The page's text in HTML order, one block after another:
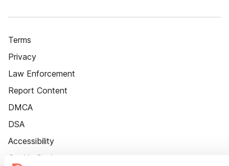
Terms
Privacy
Law Enforcement
Report Content
DMCA
DSA
Accessibility
Cookie Settings